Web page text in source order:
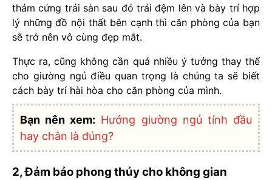
thảm cứng trải sàn sau đó trải đệm lên và bày trí hợp
lý những đồ nội thất bên cạnh thì căn phòng của bạn
sẽ trở nên vô cùng đẹp mắt.
Thực ra, cũng không cần quá nhiều ý tưởng thay thế
cho giường ngủ điều quan trọng là chúng ta sẽ biết
cách bày trí hài hòa cho căn phòng của mình.
Bạn nên xem: Hướng giường ngủ tính đầu
hay chân là đúng?
2, Đảm bảo phong thủy cho không gian